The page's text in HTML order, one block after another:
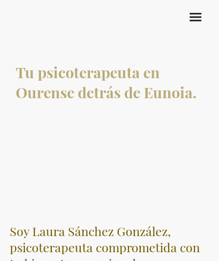
Tu psicoterapeuta en
Ourense detrás de Eunoia.
Soy Laura Sánchez González,
psicoterapeuta comprometida con